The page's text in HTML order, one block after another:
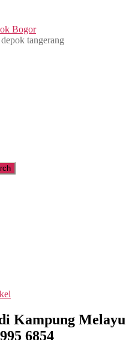
Bogor
tangerang
Kampung Melayu
6854